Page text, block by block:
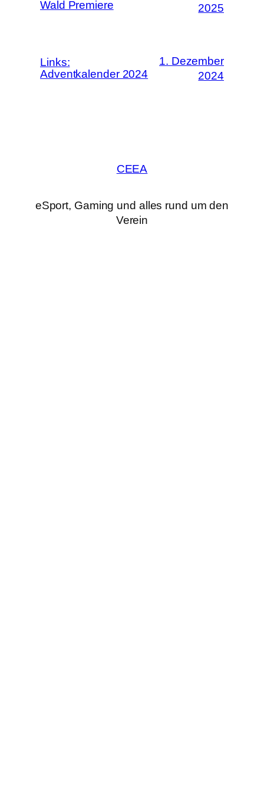
Wald Premiere 2025
Links:
Adventkalender 2024
1. Dezember
2024
CEEA
eSport, Gaming und alles rund um den
Verein